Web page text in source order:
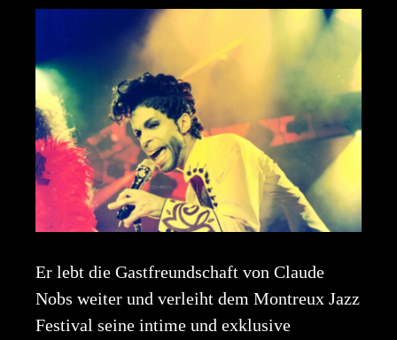
Er lebt die Gastfreundschaft von Claude
Nobs weiter und verleiht dem Montreux Jazz
Festival seine intime und exklusive